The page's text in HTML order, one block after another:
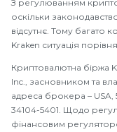
З регулюванням
оскільки
відсутнє. Тому багато
Kraken ситуація
Криптовалютна біржа
Inc., засновником та
адреса брокера – USA,
34104-5401. Щодо
фінансовим